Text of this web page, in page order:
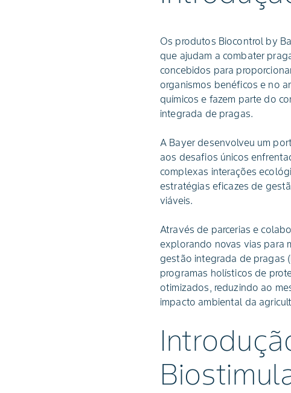
Os produtos Biocontrol by
que ajudam a combater
concebidos para
organismos benéficos e no
químicos e fazem parte do
integrada de pragas.
A Bayer desenvolveu um
aos desafios únicos
complexas interações
estratégias eficazes de
viáveis.
Através de parcerias e
explorando novas vias para
gestão integrada de pragas
programas holísticos de
otimizados, reduzindo ao
impacto ambiental da